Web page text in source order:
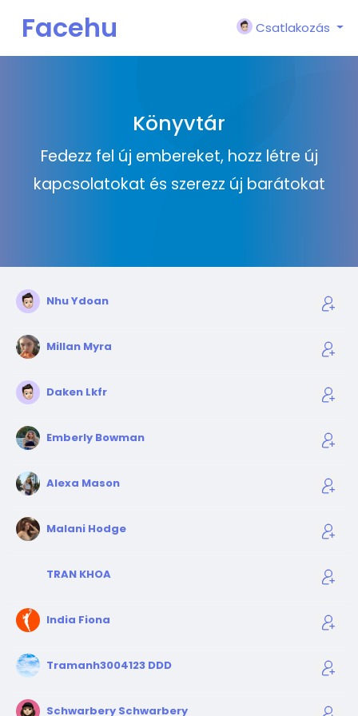
Facehu
Csatlakozás
Könyvtár
Fedezz fel új embereket, hozz létre új
kapcsolatokat és szerezz új barátokat
Nhu Ydoan
Millan Myra
Daken Lkfr
Emberly Bowman
Alexa Mason
Malani Hodge
TRAN KHOA
India Fiona
Tramanh3004123 DDD
Schwarbery Schwarbery